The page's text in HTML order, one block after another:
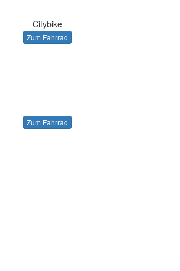
Citybike
Zum Fahrrad
Zum Fahrrad